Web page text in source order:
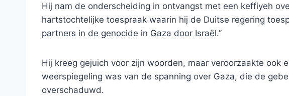
Hij nam de onderscheiding in ontvangst met een keffiyeh
hartstochtelijke toespraak waarin hij de Duitse regering
partners in de genocide in Gaza door Israël.”
Hij kreeg gejuich voor zijn woorden, maar veroorzaakte ook
weerspiegeling was van de spanning over Gaza, die de
overschaduwd.